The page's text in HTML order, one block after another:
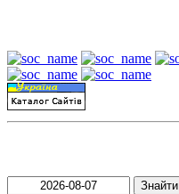
Знайти